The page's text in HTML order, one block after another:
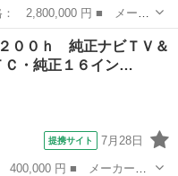
レード名： ＣＴ２００
ラス 純正ナビ フルセ
００ｈ 純正ナビＴＶ＆
Ｃ・純正１６イン…
提携サイト 7月28日